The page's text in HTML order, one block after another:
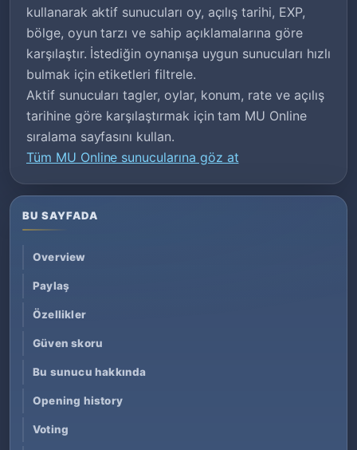
kullanarak aktif sunucuları oy, açılış tarihi, EXP,
bölge, oyun tarzı ve sahip açıklamalarına göre
karşılaştır. İstediğin oynanışa uygun sunucuları hızlı
bulmak için etiketleri filtrele.
Aktif sunucuları tagler, oylar, konum, rate ve açılış
tarihine göre karşılaştırmak için tam MU Online
sıralama sayfasını kullan.
Tüm MU Online sunucularına göz at
BU SAYFADA
Overview
Paylaş
Özellikler
Güven skoru
Bu sunucu hakkında
Opening history
Voting